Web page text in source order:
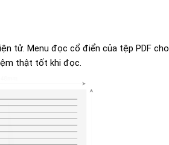
tử. Menu đọc cổ điển của tệp PDF cho
thật tốt khi đọc.